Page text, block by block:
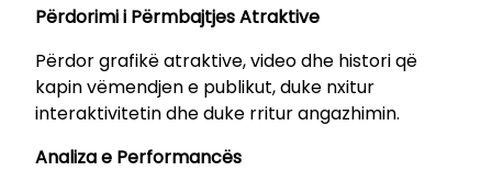
j
u
a
n
t
Përdorimi i Përmbajtjes Atraktive
Përdor grafikë atraktive, video dhe histori që
kapin vëmendjen e publikut, duke nxitur
interaktivitetin dhe duke rritur angazhimin.
Analiza e Performancës